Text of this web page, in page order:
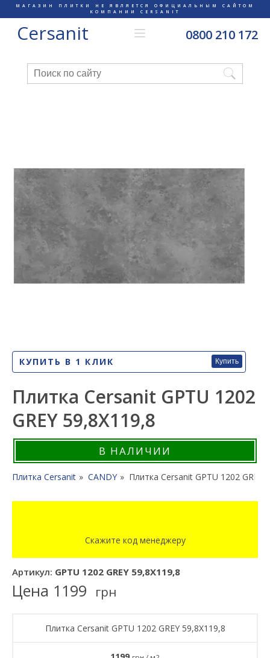
МАГАЗИН ПЛИТКИ НЕ ЯВЛЯЕТСЯ ОФИЦИАЛЬНЫМ САЙТОМ
КОМПАНИИ CERSANIT
Cersanit 0800 210 172
КУПИТЬ В 1 КЛИК Купить
Плитка Cersanit GPTU 1202
GREY 59,8X119,8
В НАЛИЧИИ
Плитка Cersanit CANDY Плитка Cersanit GPTU 1202 GREY
Скажите код менеджеру
Артикул: GPTU 1202 GREY 59,8X119,8
Цена 1199 грн
Плитка Cersanit GPTU 1202 GREY 59,8X119,8